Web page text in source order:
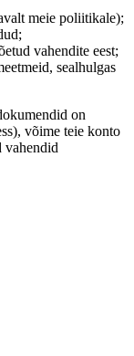
meie poliitikale);
vahendite eest;
sealhulgas
on
võime teie konto
vahendid